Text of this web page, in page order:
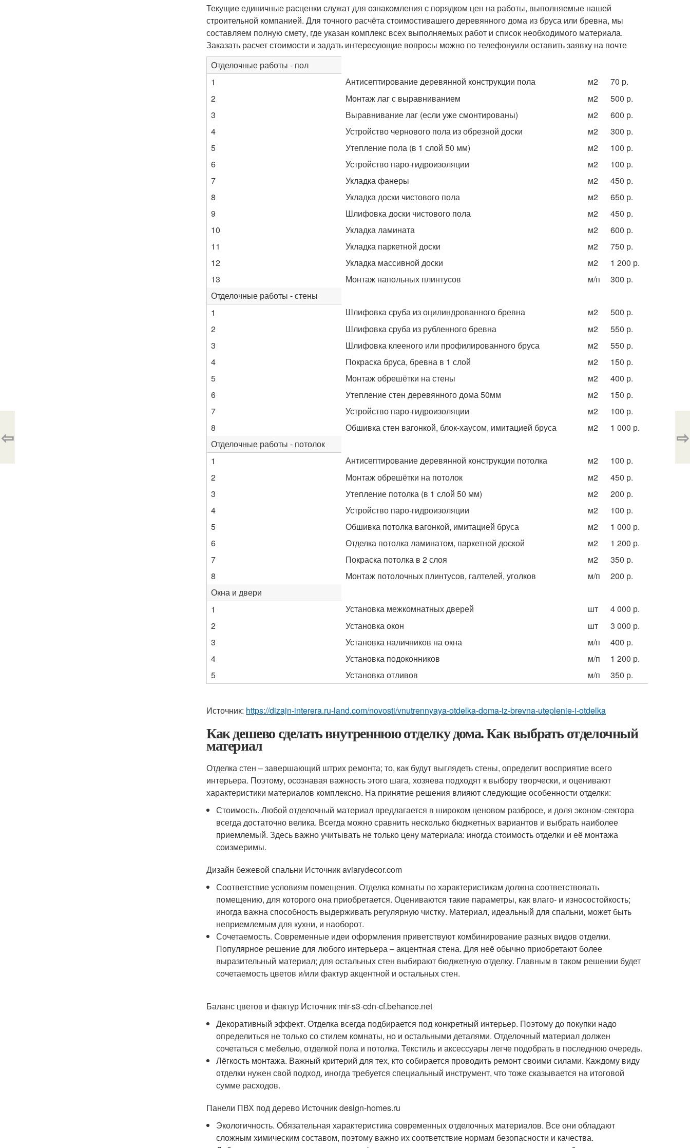
Текущие единичные расценки служат для ознакомления с порядком цен на работы, выполняемые нашей
строительной компанией. Для точного расчёта стоимостивашего деревянного дома из бруса или бревна, мы
составляем полную смету, где указан комплекс всех выполняемых работ и список необходимого материала.
Заказать расчет стоимости и задать интересующие вопросы можно по телефонуили оставить заявку на почте
Отделочные работы - пол
1
Антисептирование деревянной конструкции пола м2
70 р.
2
Монтаж лаг с выравниванием м2
500 р.
3
Выравнивание лаг (если уже смонтированы) м2
600 р.
4
Устройство чернового пола из обрезной доски м2
300 р.
5
Утепление пола (в 1 слой 50 мм) м2
100 р.
6
Устройство паро-гидроизоляции м2
100 р.
7
Укладка фанеры м2
450 р.
8
Укладка доски чистового пола м2
650 р.
9
Шлифовка доски чистового пола м2
450 р.
10
Укладка ламината м2
600 р.
11
Укладка паркетной доски м2
750 р.
12
Укладка массивной доски м2
1 200 р.
13
Монтаж напольных плинтусов м/п
300 р.
Отделочные работы - стены
1
Шлифовка сруба из оцилиндрованного бревна м2
500 р.
2
Шлифовка сруба из рубленного бревна м2
550 р.
3
Шлифовка клееного или профилированного бруса м2
550 р.
4
Покраска бруса, бревна в 1 слой м2
150 р.
5
Монтаж обрешётки на стены м2
400 р.
6
Утепление стен деревянного дома 50мм м2
150 р.
7
Устройство паро-гидроизоляции м2
100 р.
8
Обшивка стен вагонкой, блок-хаусом, имитацией бруса м2
1 000 р.
Отделочные работы - потолок
1
Антисептирование деревянной конструкции потолка м2
100 р.
2
Монтаж обрешётки на потолок м2
450 р.
3
Утепление потолка (в 1 слой 50 мм) м2
200 р.
4
Устройство паро-гидроизоляции м2
100 р.
5
Обшивка потолка вагонкой, имитацией бруса м2
1 000 р.
6
Отделка потолка ламинатом, паркетной доской м2
1 200 р.
7
Покраска потолка в 2 слоя м2
350 р.
8
Монтаж потолочных плинтусов, галтелей, уголков м/п
200 р.
Окна и двери
1
Установка межкомнатных дверей шт
4 000 р.
2
Установка окон шт
3 000 р.
3
Установка наличников на окна м/п
400 р.
4
Установка подоконников м/п
1 200 р.
5
Установка отливов м/п 350 р.
Источник: https://dizajn-interera.ru-land.com/novosti/vnutrennyaya-otdelka-doma-iz-brevna-uteplenie-i-otdelka
Как дешево сделать внутреннюю отделку дома. Как выбрать отделочный
материал
Отделка стен – завершающий штрих ремонта; то, как будут выглядеть стены, определит восприятие всего
интерьера. Поэтому, осознавая важность этого шага, хозяева подходят к выбору творчески, и оценивают
характеристики материалов комплексно. На принятие решения влияют следующие особенности отделки:
Стоимость. Любой отделочный материал предлагается в широком ценовом разбросе, и доля эконом-сектора
всегда достаточно велика. Всегда можно сравнить несколько бюджетных вариантов и выбрать наиболее
приемлемый. Здесь важно учитывать не только цену материала: иногда стоимость отделки и её монтажа
соизмеримы.
Дизайн бежевой спальни Источник aviarydecor.com
Соответствие условиям помещения. Отделка комнаты по характеристикам должна соответствовать
помещению, для которого она приобретается. Оцениваются такие параметры, как влаго- и износостойкость;
иногда важна способность выдерживать регулярную чистку. Материал, идеальный для спальни, может быть
неприемлемым для кухни, и наоборот.
Сочетаемость. Современные идеи оформления приветствуют комбинирование разных видов отделки.
Популярное решение для любого интерьера – акцентная стена. Для неё обычно приобретают более
выразительный материал; для остальных стен выбирают бюджетную отделку. Главным в таком решении будет
сочетаемость цветов и/или фактур акцентной и остальных стен.
Баланс цветов и фактур Источник mir-s3-cdn-cf.behance.net
Декоративный эффект. Отделка всегда подбирается под конкретный интерьер. Поэтому до покупки надо
определиться не только со стилем комнаты, но и остальными деталями. Отделочный материал должен
сочетаться с мебелью, отделкой пола и потолка. Текстиль и аксессуары легче подобрать в последнюю очередь.
Лёгкость монтажа. Важный критерий для тех, кто собирается проводить ремонт своими силами. Каждому виду
отделки нужен свой подход, иногда требуется специальный инструмент, что тоже сказывается на итоговой
сумме расходов.
Панели ПВХ под дерево Источник design-homes.ru
Экологичность. Обязательная характеристика современных отделочных материалов. Все они обладают
сложным химическим составом, поэтому важно их соответствие нормам безопасности и качества.
⇦ ⇨